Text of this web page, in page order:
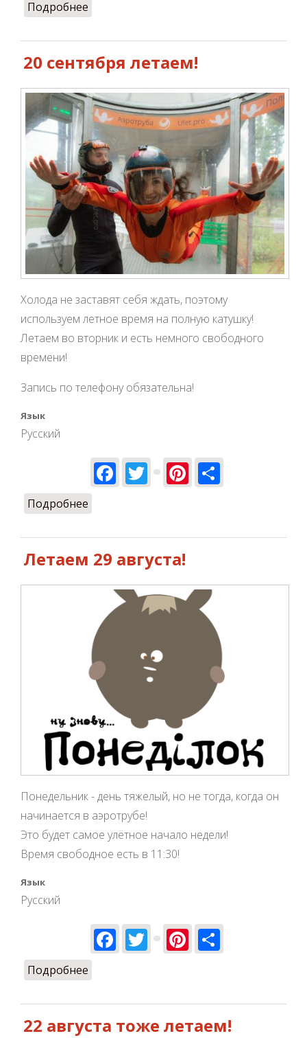
Подробнее
20 сентября летаем!
Холода не заставят себя ждать, поэтому
используем летное время на полную катушку!
Летаем во вторник и есть немного свободного
времени!
Запись по телефону обязательна!
Язык
Русский
Facebook
TwitterPinterest
Подробнее
Летаем 29 августа!
Понедельник - день тяжелый, но не тогда, когда он
начинается в аэротрубе!
Это будет самое улётное начало недели!
Время свободное есть в 11:30!
Язык
Русский
Facebook
TwitterPinterest
Подробнее
22 августа тоже летаем!